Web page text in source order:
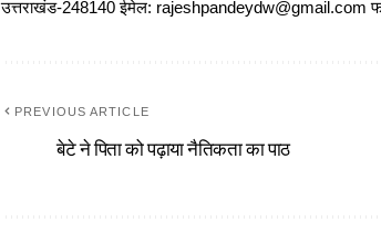
उत्तराखंड-248140 ईमेल: rajeshpandeydw@gmail.com
PREVIOUS ARTICLE
बेटे ने पिता को पढ़ाया नैतिकता का पाठ